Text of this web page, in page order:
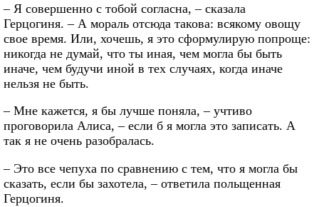
– Я совершенно с тобой согласна, – сказала
Герцогиня. – А мораль отсюда такова: всякому овощу
свое время. Или, хочешь, я это сформулирую попроще:
никогда не думай, что ты иная, чем могла бы быть
иначе, чем будучи иной в тех случаях, когда иначе
нельзя не быть.
– Мне кажется, я бы лучше поняла, – учтиво
проговорила Алиса, – если б я могла это записать. А
так я не очень разобралась.
– Это все чепуха по сравнению с тем, что я могла бы
сказать, если бы захотела, – ответила польщенная
Герцогиня.